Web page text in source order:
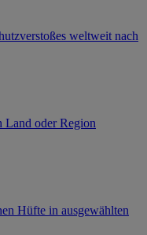
weltweit nach
Land oder Region
Hüfte in ausgewählten